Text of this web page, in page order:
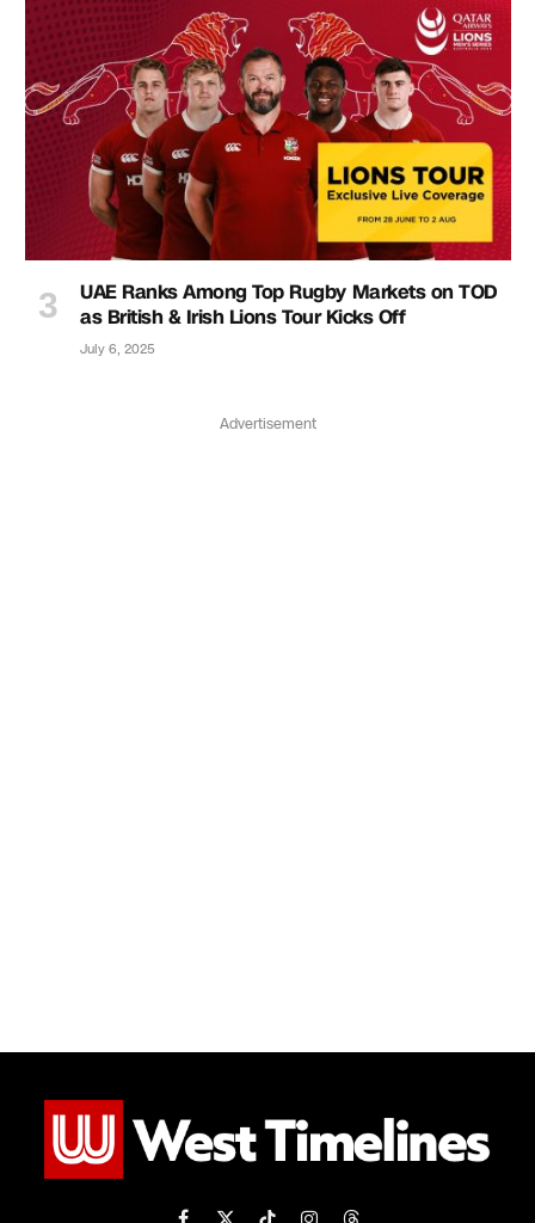
UAE Ranks Among Top Rugby Markets on TOD
as British & Irish Lions Tour Kicks Off
July 6, 2025
Advertisement